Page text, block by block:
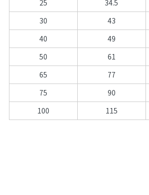
25
34.5
30
43
40
49
50
61
65
77
75
90
100
115